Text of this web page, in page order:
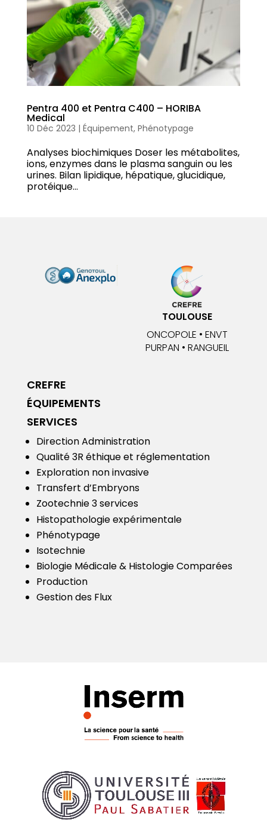
Pentra 400 et Pentra C400 – HORIBA
Medical
10 Déc 2023 | Équipement, Phénotypage
Analyses biochimiques Doser les métabolites,
ions, enzymes dans le plasma sanguin ou les
urines. Bilan lipidique, hépatique, glucidique,
protéique…
TOULOUSE
ONCOPOLE • ENVT
PURPAN • RANGUEIL
CREFRE
ÉQUIPEMENTS
SERVICES
Direction Administration
Qualité3R éthique et réglementation
Exploration non invasive
Transfert d’Embryons
Zootechnie 3 services
Histopathologie expérimentale
Phénotypage
Isotechnie
Biologie Médicale & Histologie Comparées
Production
Gestion des Flux